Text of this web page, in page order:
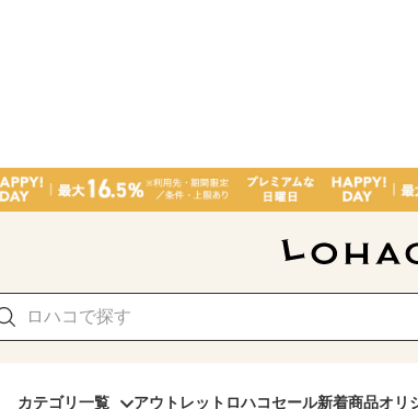
カテゴリ一覧 アウトレット ロハコセール新着商品オリ